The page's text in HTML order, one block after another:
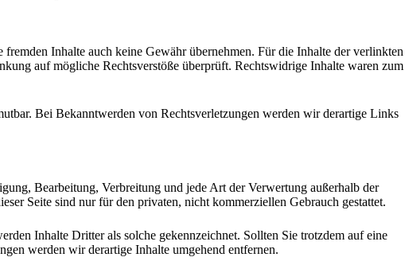
Inhalte auch keine Gewähr übernehmen. Für die Inhalte der verlinkten
auf mögliche Rechtsverstöße überprüft. Rechtswidrige Inhalte waren zum
Bei Bekanntwerden von Rechtsverletzungen werden wir derartige Links
Bearbeitung, Verbreitung und jede Art der Verwertung außerhalb der
Seite sind nur für den privaten, nicht kommerziellen Gebrauch gestattet.
Inhalte Dritter als solche gekennzeichnet. Sollten Sie trotzdem auf eine
werden wir derartige Inhalte umgehend entfernen.